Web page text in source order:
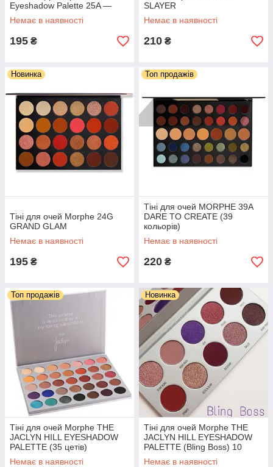
Eyeshadow Palette 25A —
Limited Edition
Немає в наявності
195 ₴
SLAYER
Немає в наявності
210 ₴
Новинка
Тіні для очей Morphe 24G
GRAND GLAM
Немає в наявності
195 ₴
Топ продажів
Тіні для очей MORPHE 39A
DARE TO CREATE (39
кольорів)
Немає в наявності
220 ₴
Топ продажів
Тіні для очей Morphe THE
JACLYN HILL EYESHADOW
PALETTE (35 цетів)
Немає в наявності
Новинка
Тіні для очей Morphe THE
JACLYN HILL EYESHADOW
PALETTE (Bling Boss) 10
кольорів
Немає в наявності